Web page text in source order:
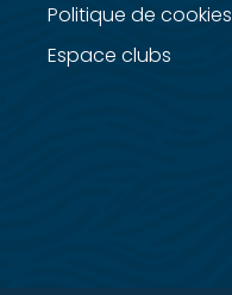
Politique de cookies
Espace clubs